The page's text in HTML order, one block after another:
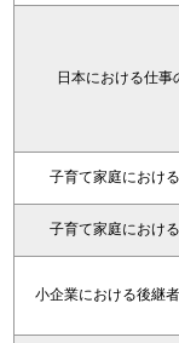
日本における仕
子育て家庭におけ
子育て家庭におけ
小企業における後継